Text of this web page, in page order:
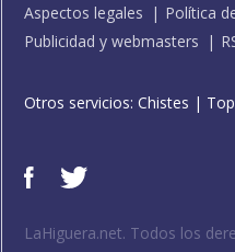
Aspectos legales
Política
Publicidad y webmasters
Otros servicios: Chistes |
LaHiguera.net. Todos los